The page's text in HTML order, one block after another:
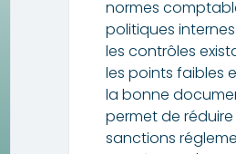
normes
politiques
les contrôles
les points faibles
la bonne
permet de réduire
sanctions